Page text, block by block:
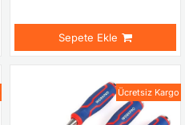
Sepete Ekle
Ücretsiz Kargo